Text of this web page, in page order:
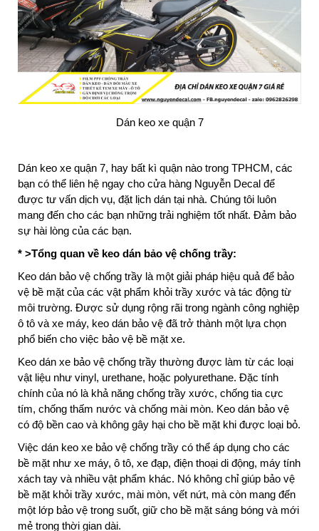
Dán keo xe quận 7
Dán keo xe quận 7, hay bất kì quận nào trong TPHCM, các
bạn có thể liên hệ ngay cho cửa hàng Nguyễn Decal để
được tư vấn dịch vụ, đặt lịch dán tại nhà. Chúng tôi luôn
mang đến cho các bạn những trải nghiệm tốt nhất. Đảm bảo
sự hài lòng của các bạn.
* >Tổng quan về keo dán bảo vệ chống trầy:
Keo dán bảo vệ chống trầy là một giải pháp hiệu quả để bảo
vệ bề mặt của các vật phẩm khỏi trầy xước và tác động từ
môi trường. Được sử dụng rộng rãi trong ngành công nghiệp
ô tô và xe máy, keo dán bảo vệ đã trở thành một lựa chọn
phổ biến cho việc bảo vệ bề mặt xe.
Keo dán xe bảo vệ chống trầy thường được làm từ các loại
vật liệu như vinyl, urethane, hoặc polyurethane. Đặc tính
chính của nó là khả năng chống trầy xước, chống tia cực
tím, chống thấm nước và chống mài mòn. Keo dán bảo vệ
có độ bền cao và không gây hại cho bề mặt khi được loại bỏ.
Việc dán keo xe bảo vệ chống trầy có thể áp dụng cho các
bề mặt như xe máy, ô tô, xe đạp, điện thoại di động, máy tính
xách tay và nhiều vật phẩm khác. Nó không chỉ giúp bảo vệ
bề mặt khỏi trầy xước, mài mòn, vết nứt, mà còn mang đến
một lớp bảo vệ trong suốt, giữ cho bề mặt sáng bóng và mới
mẻ trong thời gian dài.